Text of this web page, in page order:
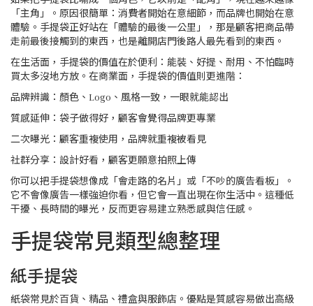
「主角」。原因很簡單：消費者開始在意細節，而品牌也開始在意
體驗。手提袋正好站在「體驗的最後一公里」，那是顧客把商品帶
走前最後接觸到的東西，也是離開店門後路人最先看到的東西。
在生活面，手提袋的價值在於便利：能裝、好提、耐用、不怕臨時
買太多沒地方放。在商業面，手提袋的價值則更進階：
品牌辨識：顏色、Logo、風格一致，一眼就能認出
質感延伸：袋子做得好，顧客會覺得品牌更專業
二次曝光：顧客重複使用，品牌就重複被看見
社群分享：設計好看，顧客更願意拍照上傳
你可以把手提袋想像成「會走路的名片」或「不吵的廣告看板」。
它不會像廣告一樣強迫你看，但它會一直出現在你生活中。這種低
干擾、長時間的曝光，反而更容易建立熟悉感與信任感。
手提袋常見類型總整理
紙手提袋
紙袋常見於百貨、精品、禮盒與服飾店。優點是質感容易做出高級